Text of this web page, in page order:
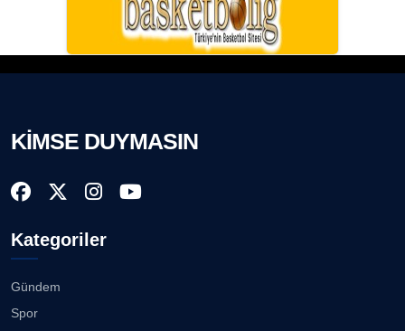
KİMSE DUYMASIN
Kategoriler
Gündem
Spor